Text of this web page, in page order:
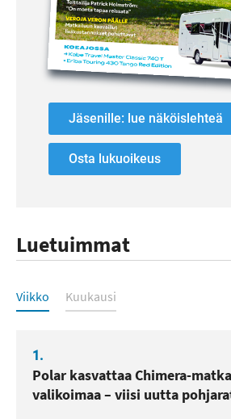
Jäsenille: lue näköislehteä
Osta lukuoikeus
Luetuimmat
Luetuimmat
Viikko Kuukausi
1.
Polar kasvattaa Chimera-
valikoimaa – viisi uutta